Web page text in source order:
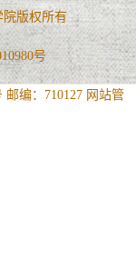
院版权所有
号
编：710127 网站管